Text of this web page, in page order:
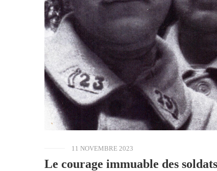
11 NOVEMBRE 2023
Le courage immuable des